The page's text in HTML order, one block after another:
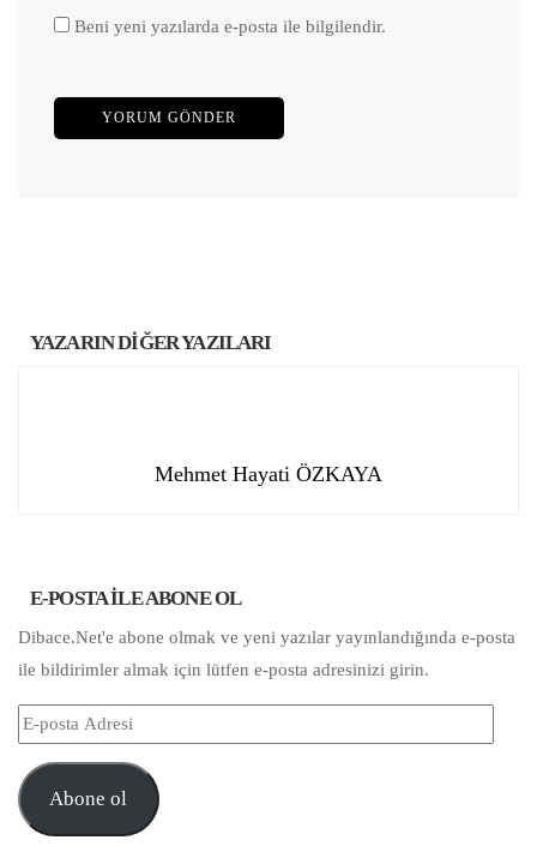
Beni yeni yazılarda e-posta ile bilgilendir.
YAZARIN DİĞER YAZILARI
Mehmet Hayati ÖZKAYA
E-POSTA ILE ABONE OL
Dibace.Net'e abone olmak ve yeni yazılar yayınlandığında e-posta
ile bildirimler almak için lütfen e-posta adresinizi girin.
E-
Adresi
Abone ol